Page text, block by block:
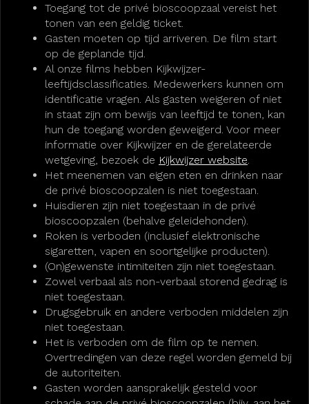
Toegang tot de privé bioscoopzaal vereist het
tonen van een geldig ticket.
Gasten moeten op tijd arriveren. De film start
op de geplande tijd.
Al onze films hebben Kijkwijzer-
leeftijdsclassificaties. Medewerkers kunnen om
identificatie vragen. Als gasten weigeren of niet
in staat zijn om bewijs van leeftijd te tonen, kan
hun de toegang worden geweigerd. Voor meer
informatie over Kijkwijzer en de gerelateerde
wetgeving, bezoek de Kijkwijzer website.
Het meenemen van eigen eten en drinken naar
de privé bioscoopzalen is niet toegestaan.
Huisdieren zijn niet toegestaan in de privé
bioscoopzalen (behalve geleidehonden).
Roken is verboden (inclusief elektronische
sigaretten, vapen en soortgelijke producten).
(On)gewenste intimiteiten zijn niet toegestaan.
Zowel verbaal als non-verbaal storend gedrag is
niet toegestaan.
Drugsgebruik en andere verboden middelen zijn
niet toegestaan.
Het is verboden om de film op te nemen.
Overtredingen van deze regel worden gemeld bij
de autoriteiten.
Gasten worden aansprakelijk gesteld voor